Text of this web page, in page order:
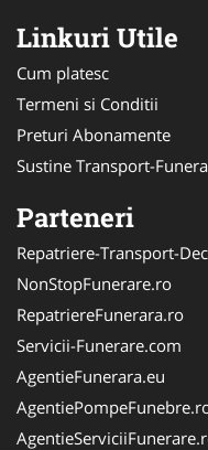
Linkuri Utile
Cum platesc
Termeni si Conditii
Preturi Abonamente
Sustine Transport-
Parteneri
Repatriere-Transport-
NonStopFunerare.ro
RepatriereFunerara.ro
Servicii-Funerare.com
AgentieFunerara.eu